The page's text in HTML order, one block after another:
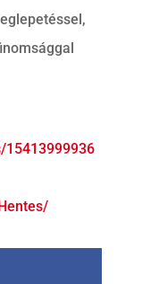
15413999936